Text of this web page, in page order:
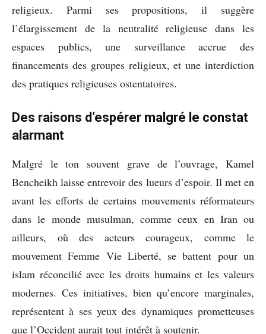
religieux. Parmi ses propositions, il suggère
l’élargissement de la neutralité religieuse dans les
espaces publics, une surveillance accrue des
financements des groupes religieux, et une interdiction
des pratiques religieuses ostentatoires.
Des raisons d’espérer malgré le constat
alarmant
Malgré le ton souvent grave de l’ouvrage, Kamel
Bencheikh laisse entrevoir des lueurs d’espoir. Il met en
avant les efforts de certains mouvements réformateurs
dans le monde musulman, comme ceux en Iran ou
ailleurs, où des acteurs courageux, comme le
mouvement Femme Vie Liberté, se battent pour un
islam réconcilié avec les droits humains et les valeurs
modernes. Ces initiatives, bien qu’encore marginales,
représentent à ses yeux des dynamiques prometteuses
que l’Occident aurait tout intérêt à soutenir.